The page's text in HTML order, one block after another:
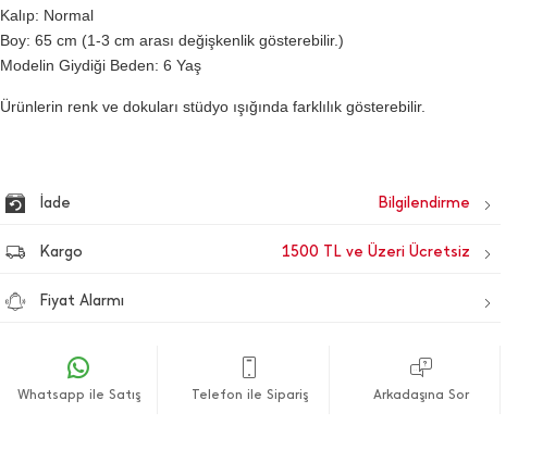
Kalıp: Normal
Boy: 65 cm (1-3 cm arası değişkenlik gösterebilir.)
Modelin Giydiği Beden: 6 Yaş
Ürünlerin renk ve dokuları stüdyo ışığında farklılık gösterebilir.
İade
Kargo 1500 TL ve Üzeri Ücretsiz
Fiyat Alarmı
Whatsapp ile Satış Telefon ile Sipariş Arkadaşına Sor